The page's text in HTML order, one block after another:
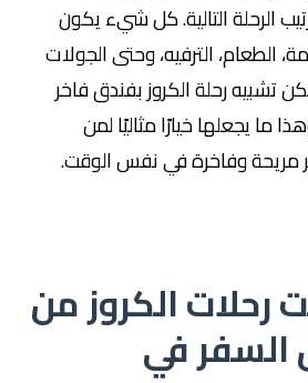
الرحلة التالية. كل شيء يكون
الطعام، الترفيه، وحتى الجولات
تشبيه رحلة الكروز بفندق فاخر
ما يجعلها خيارًا مثاليًا لمن
مريحة وفاخرة في نفس الوقت.
رحلات الكروز من
في